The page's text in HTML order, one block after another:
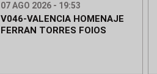
07 AGO 2026 - 19:53
V046-VALENCIA HOMENAJE
FERRAN TORRES FOIOS